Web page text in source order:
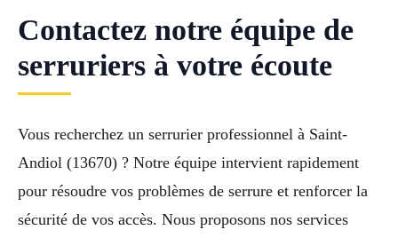
Contactez notre équipe de
serruriers à votre écoute
Vous recherchez un serrurier professionnel à Saint-
Andiol (13670) ? Notre équipe intervient rapidement
pour résoudre vos problèmes de serrure et renforcer la
sécurité de vos accès. Nous proposons nos services